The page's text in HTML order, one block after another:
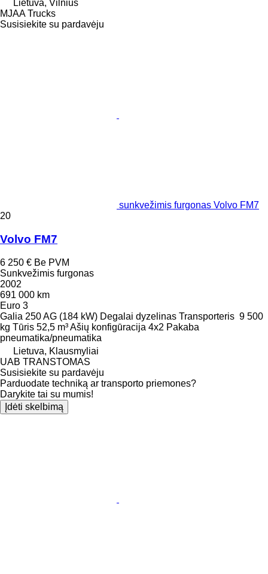
Lietuva, Vilnius
MJAA Trucks
Susisiekite su pardavėju
sunkvežimis furgonas Volvo FM7
20
Volvo FM7
6 250 € Be PVM
Sunkvežimis furgonas
2002
691 000 km
Euro 3
Galia 250 AG (184 kW) Degalai dyzelinas Transporteris 9 500
kg Tūris 52,5 m³Ašių konfigūracija 4x2 Pakaba
pneumatika/pneumatika
Lietuva, Klausmyliai
UAB TRANSTOMAS
Susisiekite su pardavėju
Parduodate techniką ar transporto priemones?
Darykite tai su mumis!
Įdėti skelbimą